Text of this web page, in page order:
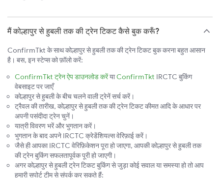
मैं कोल्हापुर से हुबली तक की ट्रेन टिकट कैसे बुक करूँ?
ConfirmTkt के साथ कोल्हापुर से हुबली तक की ट्रेन टिकट बुक करना बहुत आसान
है। बस, इन स्टेप्स को फ़ॉलो करें:
ConfirmTkt ट्रेन ऐप डाउनलोड करेंयाConfirmTkt IRCTC बुकिंग
वेबसाइट पर जाएँ
कोल्हापुर से हुबली के बीच चलने वाली ट्रेनें सर्च करें।
ट्रैवल की तारीख, कोल्हापुर से हुबली तक की ट्रेन टिकट कीमत आदि के आधार पर
अपनी पसंदीदा ट्रेन चुनें।
यात्री विवरण भरें और भुगतान करें।
भुगतान के बाद अपने IRCTC क्रेडेंशियल्स वेरिफ़ाई करें।
जैसे ही आपका IRCTC वेरिफ़िकेशन पूरा हो जाएगा, आपकी कोल्हापुर से हुबली तक
की ट्रेन बुकिंग सफलतापूर्वक पूरी हो जाएगी।
अगर कोल्हापुर से हुबली ट्रेन टिकट बुकिंग से जुड़ा कोई सवाल या समस्या हो तो आप
हमारी सपोर्ट टीम से संपर्क कर सकते हैं: